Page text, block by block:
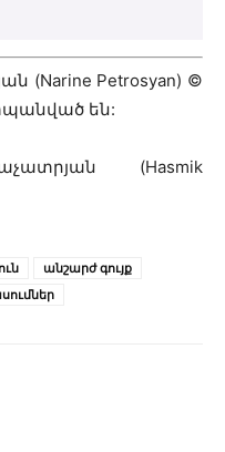
(Narine Petrosyan) ©
են:
(Hasmik
անշարժ գույք